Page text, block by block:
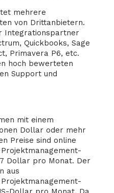
mehrere
von Drittanbietern.
Integrationspartner
Quickbooks, Sage
Primavera P6, etc.
hoch bewerteten
Support und
mit einem
Dollar oder mehr
Preise sind online
Dollar pro Monat. Der
aus